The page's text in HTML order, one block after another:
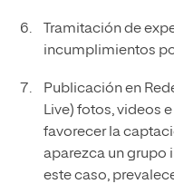
Tramitación de
incumplimientos
Publicación en
Live) fotos, videos
favorecer la
aparezca un grupo
este caso,